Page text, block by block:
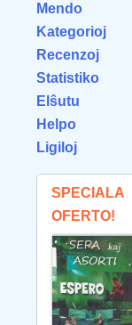
Mendo
Kategorioj
Recenzoj
Statistiko
Elŝutu
Helpo
Ligiloj
SPECIALA
OFERTO!